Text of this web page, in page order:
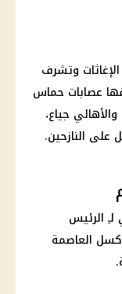
وتشرف
عصابات حماس
جياع،
النازحين.
الرئيس
العاصمة